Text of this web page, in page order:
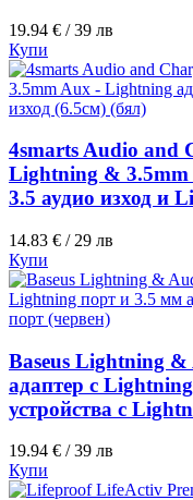
19.94 € / 39 лв
Купи
4smarts Audio and
Lightning &
3.5 аудио изход и
14.83 € / 29 лв
Купи
Baseus Lightning
адаптер с
устройства с
19.94 € / 39 лв
Купи